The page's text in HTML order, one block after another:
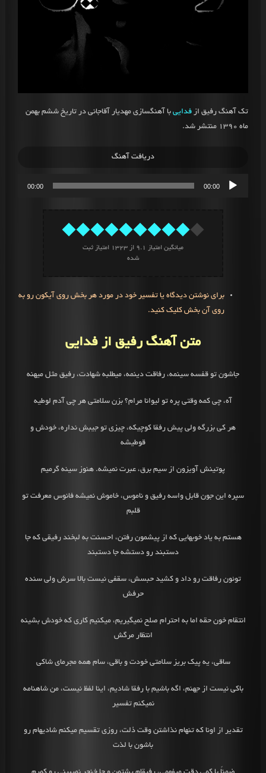
تک آهنگ رفیق از فداییبا آهنگسازی مهدیار آقاجانی در تاریخ ششم بهمن
ماه 1390 منتشر شد.
دریافت آهنگ
پخش‌کننده
00:00
00:00
میانگین امتیاز 9.1 از 1323 امتیاز ثبت
شده
برای نوشتن دیدگاه یا تفسیر خود در مورد هر بخش روی آیکون رو به
روی آن بخش کلیک کنید.
متن آهنگ رفیق از فدایی
جاشون تو قفسه سینمه، رفاقت دینمه، میطلبه شهادت، رفیق مثل میهنه
‌آه، چی کمه وقتی پره تو لیوانا مرام؟ بزن سلامتی‌ هر چی‌ آدم لوطیه
هر کی‌ بزرگه ولی پیش رفقا کوچیکه، چیزی تو جیبش نداره، خودش و
قوطیشه
پوتینش آویزون از سیم برق، عبرت نمیشه. هنوز سینه گرمیم
سپره این جون قابل واسه رفیق و ناموس، خاموش نمیشه فانوس معرفت تو
قلبم
هستم به یاد خوبهایی که از پیشمون رفتن، احسنت به لبخند رفیقی که جا
دستبند رو دستشه جا دستبند
توئون رفاقت رو داد و کشید حبسش، سقفی نیست بالا سرش ولی سنده
حرفش
انتقام خون حقه اما به احترام صلح نمیگیریم، ‌میکنیم کاری که خودش بشینه
انتظار مرگش
ساقی، یه پیک بریز سلامتی خودت و باقی، سام همه مجرمای شاکی
باکی نیست از جهنم، اگه باشیم با رفقا شادیم، اینا لفظ نیست، من شاهنامه
نمیکنم تفسیر
تقدیر از اونا که تنهام نذاشتن وقت ذلت، روزی تقسیم میکنم شادیهام رو
باشون با لذت